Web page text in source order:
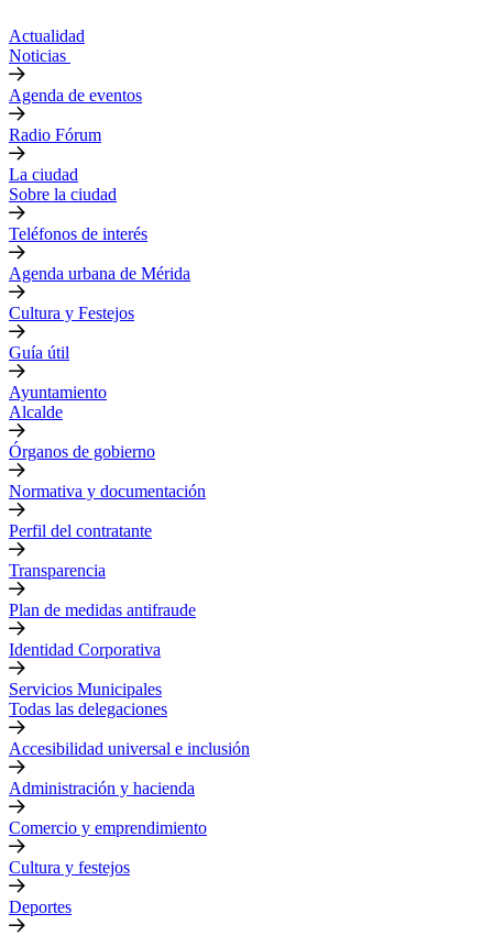
Actualidad
Noticias
Agenda de eventos
Radio Fórum
La ciudad
Sobre la ciudad
Teléfonos de interés
Agenda urbana de Mérida
Cultura y Festejos
Guía útil
Ayuntamiento
Alcalde
Órganos de gobierno
Normativa y documentación
Perfil del contratante
Transparencia
Plan de medidas antifraude
Identidad Corporativa
Servicios Municipales
Todas las delegaciones
Accesibilidad universal e inclusión
Administración y hacienda
Comercio y emprendimiento
Cultura y festejos
Deportes